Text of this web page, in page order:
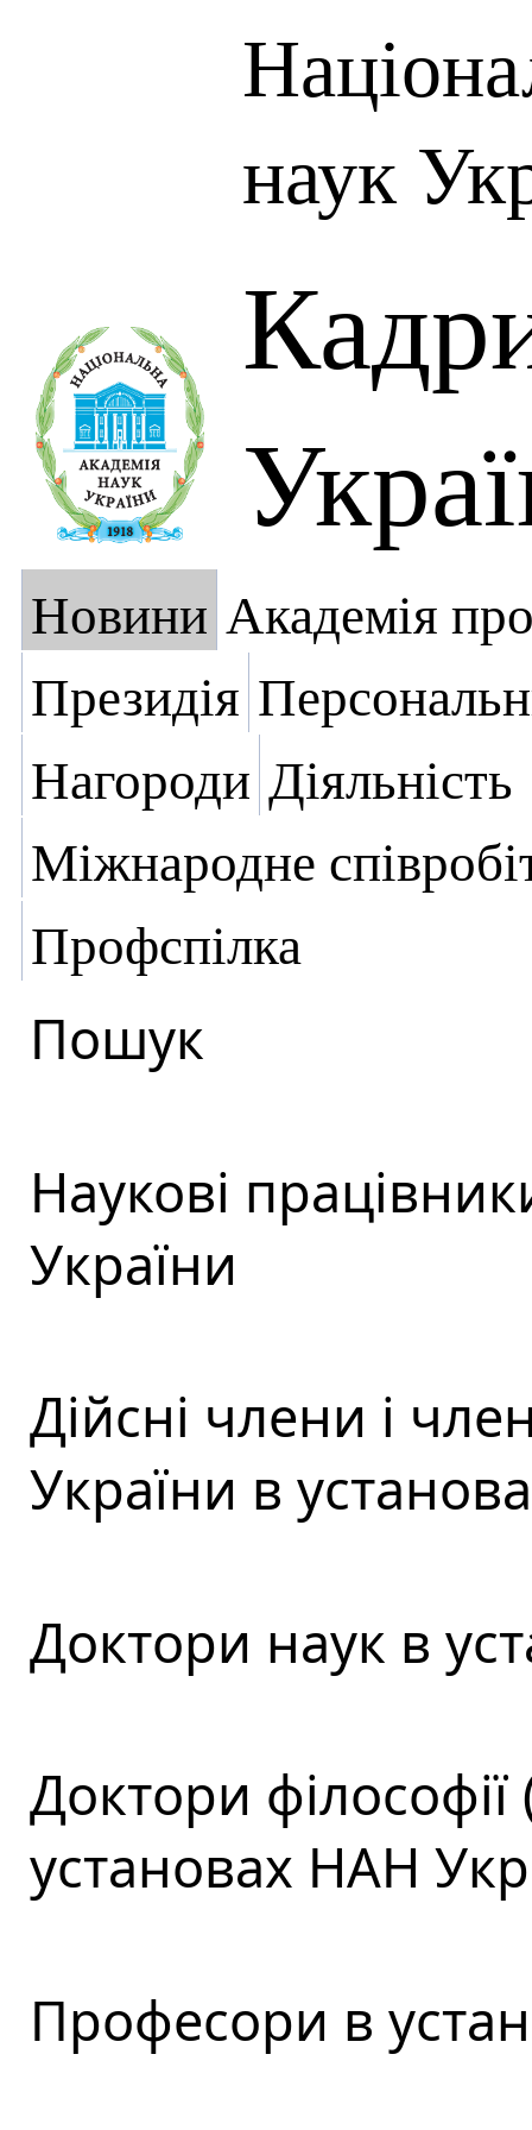
наук
Новини Академія
Президія
Нагороди Діяльність
Міжнародне
Профспілка
Пошук
Наукові
України
Дійсні члени і
України в
Доктори наук в
Доктори
установах НАН
Професори в